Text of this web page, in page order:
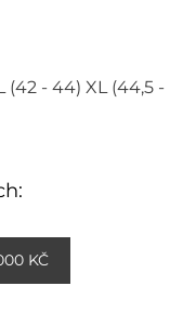
(42 - 44) XL (44,5 -
KČ